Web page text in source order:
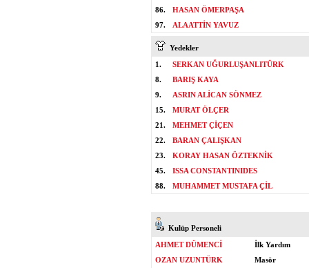
86.
HASAN ÖMERPAŞA
97.
ALAATTİN YAVUZ
Yedekler
1.
SERKAN UĞURLUŞANLITÜRK
8.
BARIŞ KAYA
9.
ASRIN ALİCAN SÖNMEZ
15.
MURAT ÖLÇER
21.
MEHMET ÇİÇEN
22.
BARAN ÇALIŞKAN
23.
KORAY HASAN ÖZTEKNİK
45.
ISSA CONSTANTINIDES
88.
MUHAMMET MUSTAFA ÇİL
Kulüp Personeli
AHMET DÜMENCİ
İlk Yardım
OZAN UZUNTÜRK
Masör